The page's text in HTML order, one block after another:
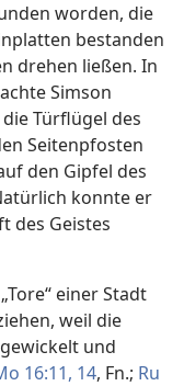
worden, die
bestanden
drehen ließen. In
Simson
Türflügel des
Seitenpfosten
den Gipfel des
konnte er
des Geistes
einer Stadt
weil die
und
16:11, 14, Fn.; Ru